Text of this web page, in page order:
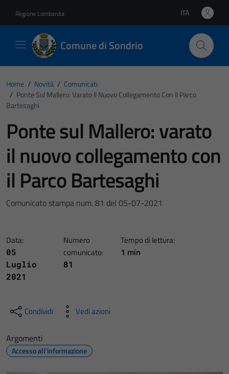
Regione Lombardia Lingua attiva:
ITA
Comune di Sondrio
Home / Novità / Comunicati
/ Ponte Sul Mallero: Varato Il Nuovo Collegamento Con Il Parco
Bartesaghi
Ponte sul Mallero: varato
il nuovo collegamento con
il Parco Bartesaghi
Comunicato stampa num. 81 del 05-07-2021
Data:
05
Luglio
2021
Numero
comunicato:
81
Tempo di lettura:
1 min
Condividi Vedi azioni
Argomenti
Accesso all'informazione